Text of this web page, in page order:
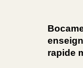
rapide